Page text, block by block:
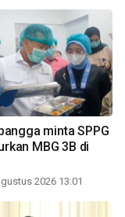
minta SPPG
MBG 3B di
2026 13:01